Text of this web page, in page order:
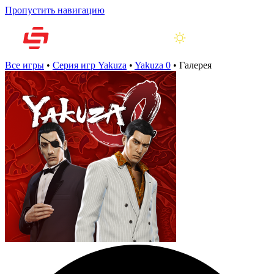
Пропустить навигацию
Все игры • Серия игр Yakuza • Yakuza 0 • Галерея